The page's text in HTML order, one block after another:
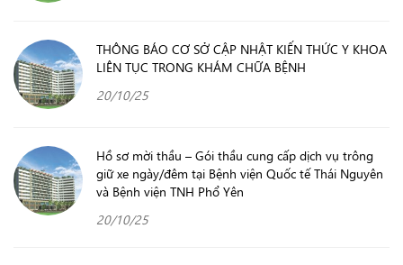
THÔNG BÁO CƠ SỞ CẬP NHẬT KIẾN THỨC Y KHOA
LIÊN TỤC TRONG KHÁM CHỮA BỆNH
20/10/25
Hồ sơ mời thầu – Gói thầu cung cấp dịch vụ trông
giữ xe ngày/đêm tại Bệnh viện Quốc tế Thái Nguyên
và Bệnh viện TNH Phổ Yên
20/10/25